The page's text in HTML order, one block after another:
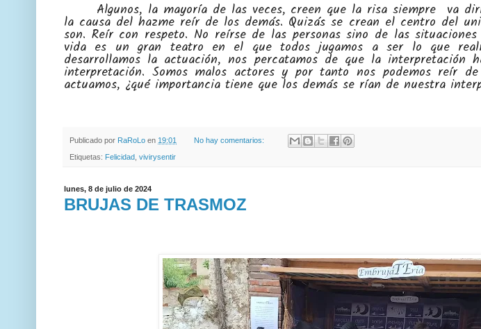
Algunos, la mayoría de las veces, creen que la risa siempre va
la causa del hazme reír de los demás. Quizás se crean el centro del
son. Reír con respeto. No reírse de las personas sino de las
vida es un gran teatro en el que todos jugamos a ser lo que
desarrollamos la actuación, nos percatamos de que la interpretación
interpretación. Somos malos actores y por tanto nos podemos reír
actuamos, ¿qué importancia tiene que los demás se rían de nuestra
Publicado por RaRoLo en 19:01 No hay comentarios:
Etiquetas: Felicidad, vivirysentir
lunes, 8 de julio de 2024
BRUJAS DE TRASMOZ